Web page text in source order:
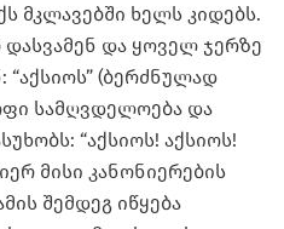
მკლავებში ხელს კიდებს.
დასვამენ და ყოველ ჯერზე
“აქსიოს” (ბერძნულად
სამღვდელოება და
“აქსიოს! აქსიოს!
მისი კანონიერების
შემდეგ იწყება